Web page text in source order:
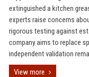
extinguished a kitchen
experts raise concerns
rigorous testing against
company aims to replace
independent validation
View more